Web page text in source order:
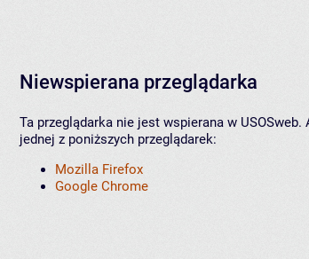
Niewspierana przeglądarka
Ta przeglądarka nie jest wspierana w
jednej z poniższych przeglądarek:
Mozilla Firefox
Google Chrome